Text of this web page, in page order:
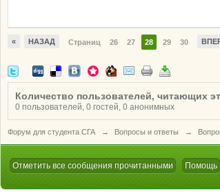
« НАЗАД Страниц 26 27 28 29 30
Количество пользователей, читающих
0 пользователей, 0 гостей, 0 анонимных
Форум для студента СГА → Вопросы и ответы →
Отметить все сообщения прочитанными Помощь